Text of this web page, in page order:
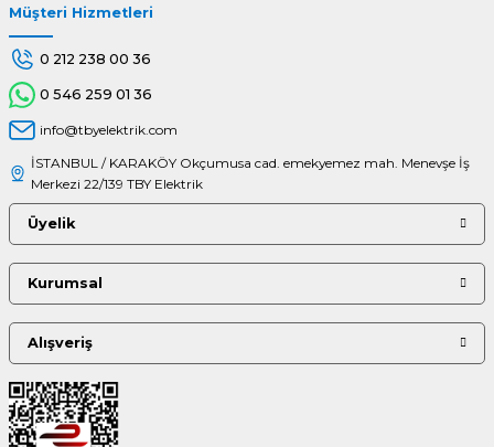
Müşteri Hizmetleri
0 212 238 00 36
0 546 259 01 36
info@tbyelektrik.com
İSTANBUL / KARAKÖY Okçumusa cad. emekyemez mah. Menevşe İş
Merkezi 22/139 TBY Elektrik
Üyelik
Kurumsal
Alışveriş